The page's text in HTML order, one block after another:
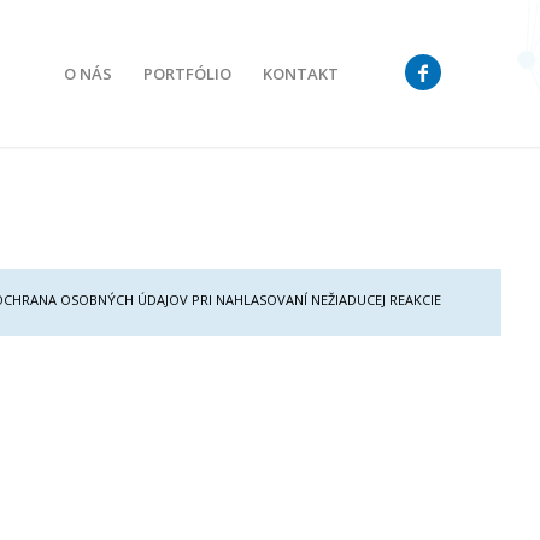
O NÁS PORTFÓLIO KONTAKT
OSOBNÝCH ÚDAJOV PRI NAHLASOVANÍ NEŽIADUCEJ REAKCIE